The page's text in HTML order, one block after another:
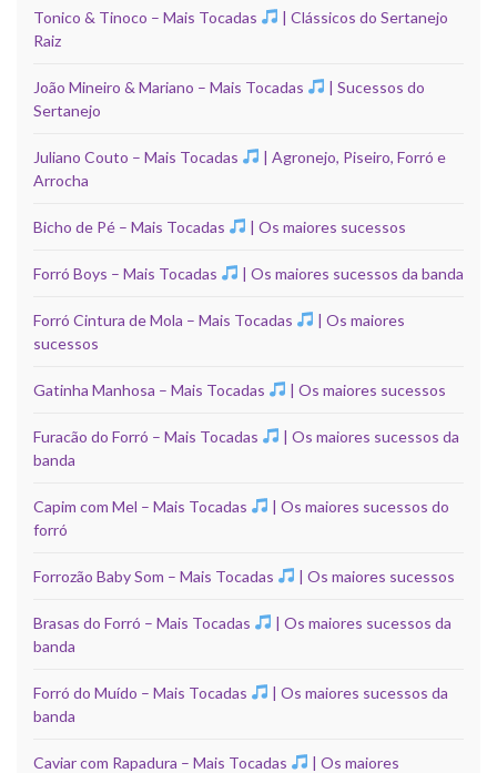
Tonico & Tinoco – Mais Tocadas
| Clássicos do Sertanejo
Raiz
João Mineiro & Mariano – Mais Tocadas
| Sucessos do
Sertanejo
Juliano Couto – Mais Tocadas
| Agronejo, Piseiro, Forró e
Arrocha
Bicho de Pé – Mais Tocadas | Os maiores sucessos
Forró Boys – Mais Tocadas | Os maiores sucessos da banda
Forró Cintura de Mola – Mais Tocadas
| Os maiores
sucessos
Gatinha Manhosa – Mais Tocadas | Os maiores sucessos
Furacão do Forró – Mais Tocadas
| Os maiores sucessos da
banda
Capim com Mel – Mais Tocadas
| Os maiores sucessos do
forró
Forrozão Baby Som – Mais Tocadas | Os maiores sucessos
Brasas do Forró – Mais Tocadas
| Os maiores sucessos da
banda
Forró do Muído – Mais Tocadas
| Os maiores sucessos da
banda
Caviar com Rapadura – Mais Tocadas
| Os maiores